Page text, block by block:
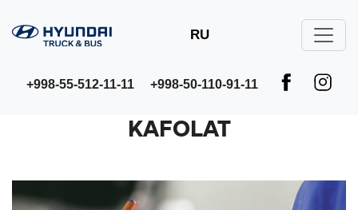
RU
+998-55-512-11-11 +998-50-110-91-11
KAFOLAT